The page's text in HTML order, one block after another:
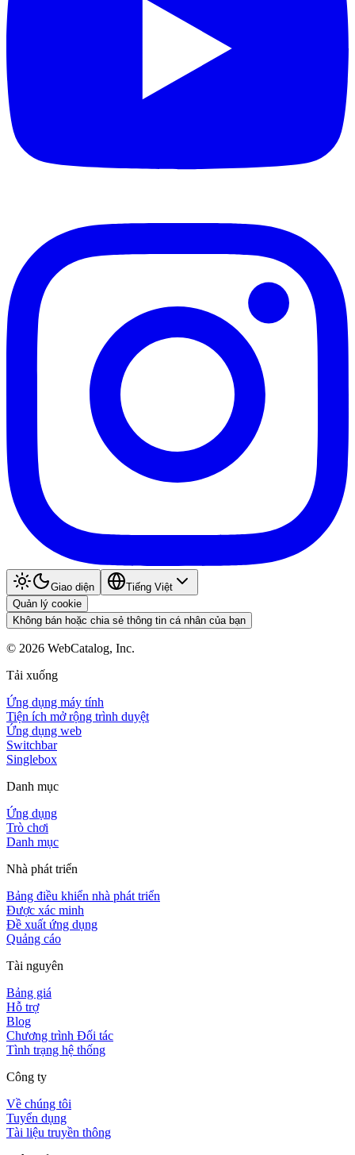
Giao diện
Tiếng Việt
Quản lý cookie
Không bán hoặc chia sẻ thông tin cá nhân của bạn
© 2026 WebCatalog, Inc.
Tải xuống
Ứng dụng máy tính
Tiện ích mở rộng trình duyệt
Ứng dụng web
Switchbar
Singlebox
Danh mục
Ứng dụng
Trò chơi
Danh mục
Nhà phát triển
Bảng điều khiển nhà phát triển
Được xác minh
Đề xuất ứng dụng
Quảng cáo
Tài nguyên
Bảng giá
Hỗ trợ
Blog
Chương trình Đối tác
Tình trạng hệ thống
Công ty
Về chúng tôi
Tuyển dụng
Tài liệu truyền thông